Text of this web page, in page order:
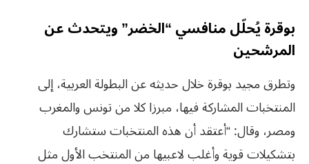
بوقرة يُحلّل منافسي “الخضر” ويتحدث عن
المرشحين
وتطرق مجيد بوقرة خلال حديثه عن البطولة العربية، إلى
المنتخبات المشاركة فيها، مبرزا كلا من تونس والمغرب
ومصر، وقال: “أعتقد أن هذه المنتخبات ستشارك
بتشكيلات قوية وأغلب لاعبيها من المنتخب الأول مثل